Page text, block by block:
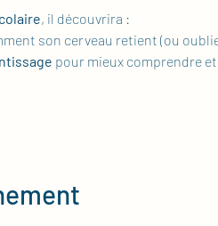
, il découvrira :
son cerveau retient (ou
pour mieux comprendre